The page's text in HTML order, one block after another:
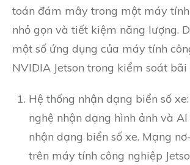
toán đám mây trong một máy
nhỏ gọn và tiết kiệm năng lượng.
một số ứng dụng của máy tính
NVIDIA Jetson trong kiểm soát bãi
Hệ thống nhận dạng biển số
nghệ nhận dạng hình ảnh và
nhận dạng biển số xe. Mạng
trên máy tính công nghiệp